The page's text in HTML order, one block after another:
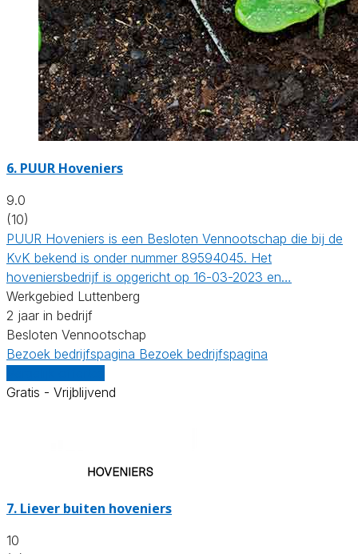
6. PUUR Hoveniers
9.0
(10)
PUUR Hoveniers is een Besloten Vennootschap die bij de
KvK bekend is onder nummer 89594045. Het
hoveniersbedrijf is opgericht op 16-03-2023 en…
Werkgebied Luttenberg
2 jaar in bedrijf
Besloten Vennootschap
Bezoek bedrijfspagina Bezoek bedrijfspagina
Gratis - Vrijblijvend
7. Liever buiten hoveniers
10